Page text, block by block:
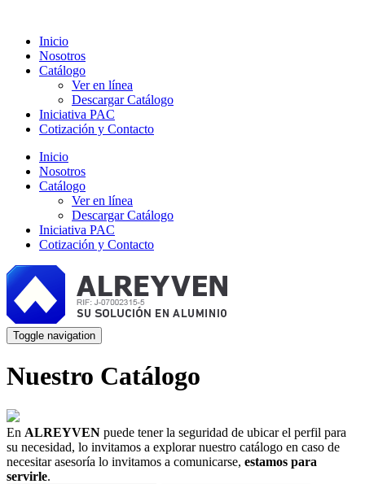
Inicio
Nosotros
Catálogo
Ver en línea
Descargar Catálogo
Iniciativa PAC
Cotización y Contacto
Inicio
Nosotros
Catálogo
Ver en línea
Descargar Catálogo
Iniciativa PAC
Cotización y Contacto
Toggle navigation
Nuestro Catálogo
En ALREYVEN puede tener la seguridad de ubicar el perfil para
su necesidad, lo invitamos a explorar nuestro catálogo en caso de
necesitar asesoría lo invitamos a comunicarse, estamos para
servirle.